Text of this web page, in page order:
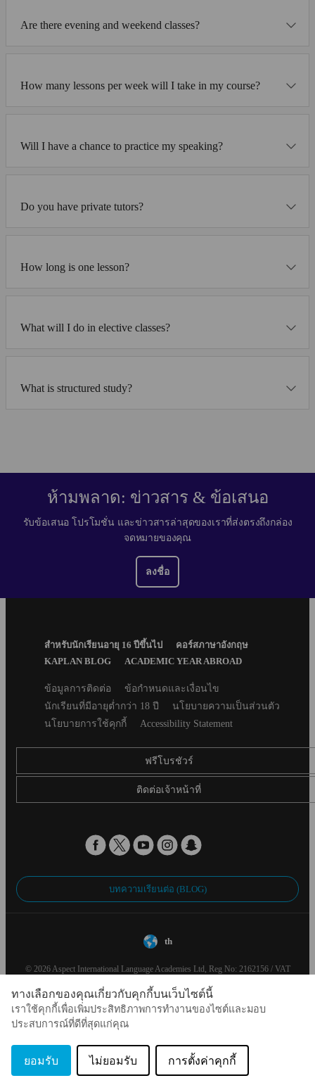
ทางเลือกของคุณเกี่ยวกับคุกกี้บนเว็บไซต์นี้
เราใช้คุกกี้เพื่อเพิ่มประสิทธิภาพการทำงานของไซต์และมอบ
ประสบการณ์ที่ดีที่สุดแก่คุณ
ยอมรับ ไม่ยอมรับ การตั้งค่าคุกกี้
Are there evening and weekend classes?
How many lessons per week will I take in my course?
Will I have a chance to practice my speaking?
Do you have private tutors?
How long is one lesson?
What will I do in elective classes?
What is structured study?
ห้ามพลาด: ข่าวสาร & ข้อเสนอ
รับข้อเสนอ โปรโมชั่น และข่าวสารล่าสุดของเราที่ส่งตรงถึงกล่อง
จดหมายของคุณ
ลงชื่อ
สำหรับนักเรียนอายุ 16 ปีขึ้นไป
คอร์สภาษาอังกฤษ
KAPLAN BLOG
ACADEMIC YEAR ABROAD
Secondaryข้อมูลการติดต่อ
ข้อกำหนดและเงื่อนไข
นักเรียนที่มีอายุต่ำกว่า 18 ปี
นโยบายความเป็นส่วนตัว
นโยบายการใช้คุกกี้
Accessibility Statement
ฟรีโบรชัวร์
ติดต่อเจ้าหน้าที่
บทความเรียนต่อ (BLOG)
th
© 2026 Aspect International Language Academies Ltd, Reg No: 2162156 / VAT